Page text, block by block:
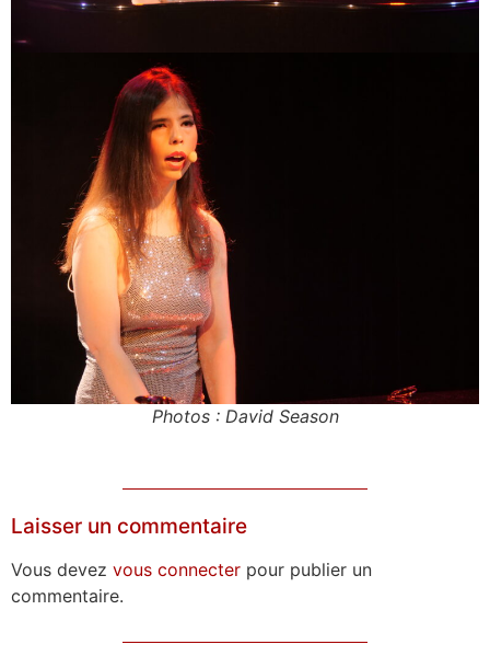
Photos : David Season
Laisser un commentaire
Vous devez vous connecter pour publier un
commentaire.